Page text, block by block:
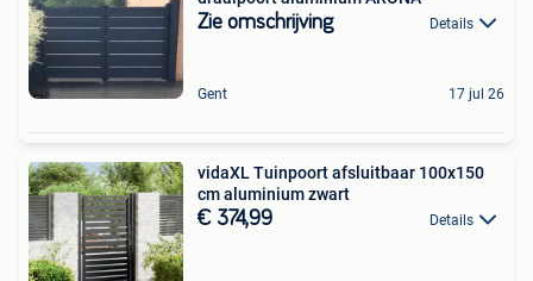
Zie omschrijving Details
Gent 17 jul 26
vidaXL Tuinpoort afsluitbaar 100x150
cm aluminium zwart
€ 374,99 Details